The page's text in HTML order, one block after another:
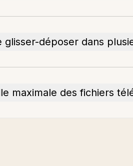
glisser-déposer dans
maximale des fichiers